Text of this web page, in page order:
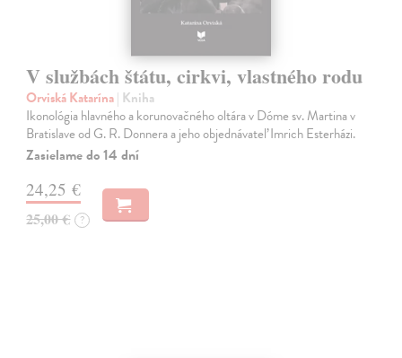
V službách štátu, cirkvi, vlastného rodu
Orviská Katarína| Kniha
Ikonológia hlavného a korunovačného oltára v Dóme sv. Martina v
Bratislave od G. R. Donnera a jeho objednávateľ Imrich Esterházi.
Zasielame do 14 dní
24,25 €
25,00 € ?